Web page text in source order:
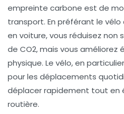
empreinte carbone est de
transport. En préférant le vélo
en voiture, vous réduisez non
de CO2, mais vous
physique. Le vélo, en
pour les déplacements
déplacer rapidement tout en
routière.